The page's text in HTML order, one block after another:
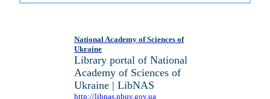
National Academy of Sciences of
Ukraine
Library portal of National
Academy of Sciences of
Ukraine | LibNAS
http://libnas.nbuv.gov.ua